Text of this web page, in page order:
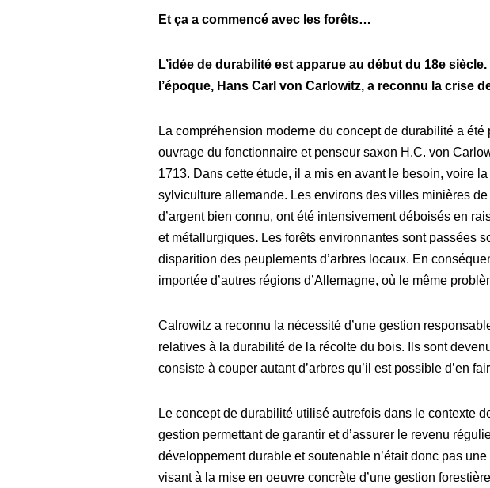
Et ça a commencé avec les forêts…
L’idée de durabilité est apparue au début du 18e
l’époque, Hans Carl von Carlowitz, a reconnu la crise
La compréhension moderne du concept de durabilité a
ouvrage du fonctionnaire et penseur saxon H.C. von
1713. Dans cette étude, il a mis en avant le besoin, voire
sylviculture allemande. Les environs des villes minières de
d’argent bien connu, ont été intensivement déboisés en
et métallurgiques. Les forêts environnantes sont passées
disparition des peuplements d’arbres locaux. En
importée d’autres régions d’Allemagne, où le même
Calrowitz a reconnu la nécessité d’une gestion
relatives à la durabilité de la récolte du bois. Ils sont
consiste à couper autant d’arbres qu’il est possible d’en
Le concept de durabilité utilisé autrefois dans le contexte
gestion permettant de garantir et d’assurer le revenu
développement durable et soutenable n’était donc pas
visant à la mise en oeuvre concrète d’une gestion